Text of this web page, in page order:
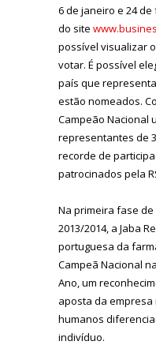
6 de janeiro e 24
do site
possível visualizar
votar. É possível
país que
estão nomeados.
Campeão Nacional
representantes de
recorde de
patrocinados pela
Na primeira fase
2013/2014, a Jaba
portuguesa da
Campeã Nacional
Ano, um
aposta da
humanos
indivíduo.